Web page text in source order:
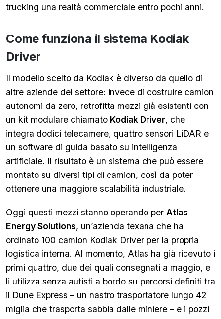
trucking una realtà commerciale entro pochi anni.
Come funziona il sistema Kodiak
Driver
Il modello scelto da Kodiak è diverso da quello di
altre aziende del settore: invece di costruire camion
autonomi da zero, retrofitta mezzi già esistenti con
un kit modulare chiamato Kodiak Driver, che
integra dodici telecamere, quattro sensori LiDAR e
un software di guida basato su intelligenza
artificiale. Il risultato è un sistema che può essere
montato su diversi tipi di camion, così da poter
ottenere una maggiore scalabilità industriale.
Oggi questi mezzi stanno operando per Atlas
Energy Solutions, un’azienda texana che ha
ordinato 100 camion Kodiak Driver per la propria
logistica interna. Al momento, Atlas ha già ricevuto i
primi quattro, due dei quali consegnati a maggio, e
li utilizza senza autisti a bordo su percorsi definiti tra
il Dune Express – un nastro trasportatore lungo 42
miglia che trasporta sabbia dalle miniere – e i pozzi